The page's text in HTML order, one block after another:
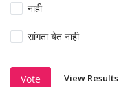
नाही
सांगता येत नाही
Vote View Results